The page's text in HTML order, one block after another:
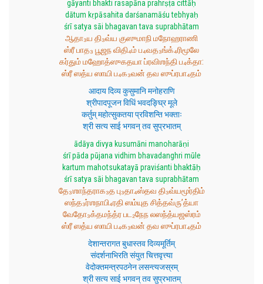
gāyanti bhakti rasapāna prahrṣṭa cittāḥ
dātum kṛpāsahita darśanamāśu tebhyaḥ
śrī satya sāi bhagavan tava suprabhātam
ஆதா₃ய தி₃வ்ய குஸுமாநி மநோஹராணி
ஸ்ரீ பாத₃ பூஜந விதி₄ம் ப₄வத₃ங்க்₄ரிமூலே
கர்தும் மஹோத்ஸுகதயா ப்ரவிஶந்தி ப₄க்தா:
ஸ்ரீ ஸத்ய ஸாயி ப₄க₃வன் தவ ஸுப்ரபா₄தம்
आदाय दिव्य कुसुमानि मनोहराणि
श्रीपादपूजन विधिं भवदङ्घ्रि मूले
कर्तुम् महोत्सुकतया प्रविशन्ति भक्ताः
श्री सत्य साई भगवन् तव सुप्रभातम्
ādāya divya kusumāni manoharāṇi
śrī pāda pūjana vidhim bhavadanghri mūle
kartum mahotsukatayā praviśanti bhaktāḥ
śrī satya sāi bhagavan tava suprabhātam
தே₃ஶாந்தராக₃த பு₃தா₄ஸ்தவ தி₃வ்யமூர்திம்
ஸந்த₃ர்ஶநாபி₄ரதி ஸம்யுத சித்தவ்ரு’த்யா
வேதோ₃க்தமந்த்ர பட₂நேந லஸந்த்யஜஸ்ரம்
ஸ்ரீ ஸத்ய ஸாயி ப₄க₃வன் தவ ஸுப்ரபா₄தம்
देशान्तरागत बुधास्तव दिव्यमूर्तिम्
संदर्शनाभिरति संयुत चित्तवृत्त्या
वेदोक्तमन्त्रपठनेन लसन्त्यजस्रम्
श्री सत्य साई भगवन् तव सुप्रभातम्